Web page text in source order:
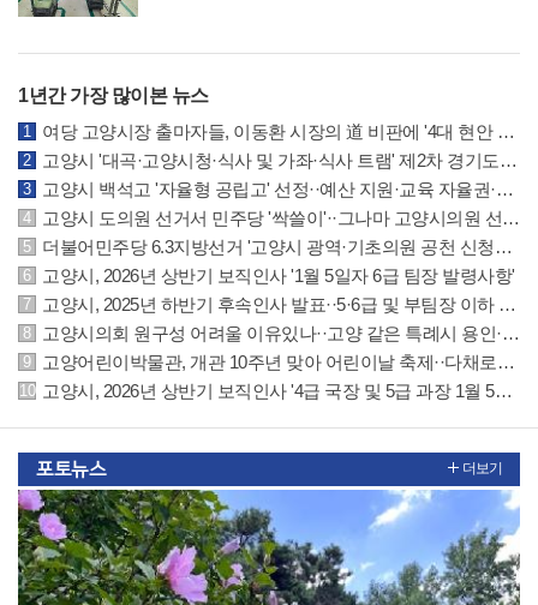
1년간 가장 많이본 뉴스
여당 고양시장 출마자들, 이동환 시장의 道 비판에 '4대 현안 실패는 본인 무능 결과'
고양시 '대곡·고양시청·식사 및 가좌·식사 트램' 제2차 경기도 도시철도망에 반영
고양시 백석고 '자율형 공립고' 선정··예산 지원·교육 자율권·지역협력 확대 등 특례
고양시 도의원 선거서 민주당 '싹쓸이'··그나마 고양시의원 선거는 국민의힘 선방
더불어민주당 6.3지방선거 '고양시 광역·기초의원 공천 신청자' 명단 공개
고양시, 2026년 상반기 보직인사 '1월 5일자 6급 팀장 발령사항'
고양시, 2025년 하반기 후속인사 발표··5·6급 및 부팀장 이하 인사발령 사항
고양시의회 원구성 어려울 이유있나··고양 같은 특례시 용인·수원시의회 참조하길
고양어린이박물관, 개관 10주년 맞아 어린이날 축제··다채로운 체험·공연·마켓 운영
고양시, 2026년 상반기 보직인사 '4급 국장 및 5급 과장 1월 5일자 발령사항'
포토뉴스 더보기